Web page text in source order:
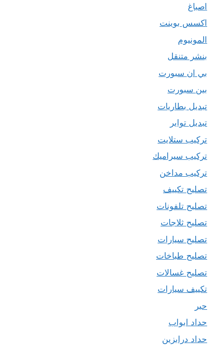
اصباغ
اكسس بوينت
المونيوم
بنشر متنقل
بي ان سبورت
بين سبورت
تبديل بطاريات
تبديل تواير
تركيب ستلايت
تركيب سيراميك
تركيب مداخن
تصليح تكييف
تصليح تلفونات
تصليح ثلاجات
تصليح سيارات
تصليح طباخات
تصليح غسالات
تكييف سيارات
حبر
حداد ابواب
حداد درابزين